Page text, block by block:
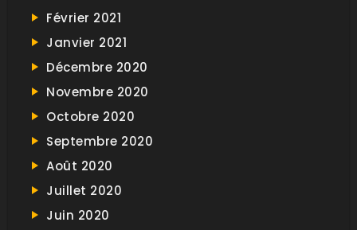
Février 2021
Janvier 2021
Décembre 2020
Novembre 2020
Octobre 2020
Septembre 2020
Août 2020
Juillet 2020
Juin 2020